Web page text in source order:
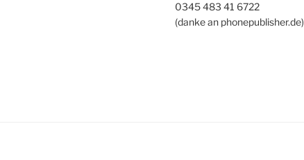
0345 483 41 6722
(danke an phonepublisher.de)